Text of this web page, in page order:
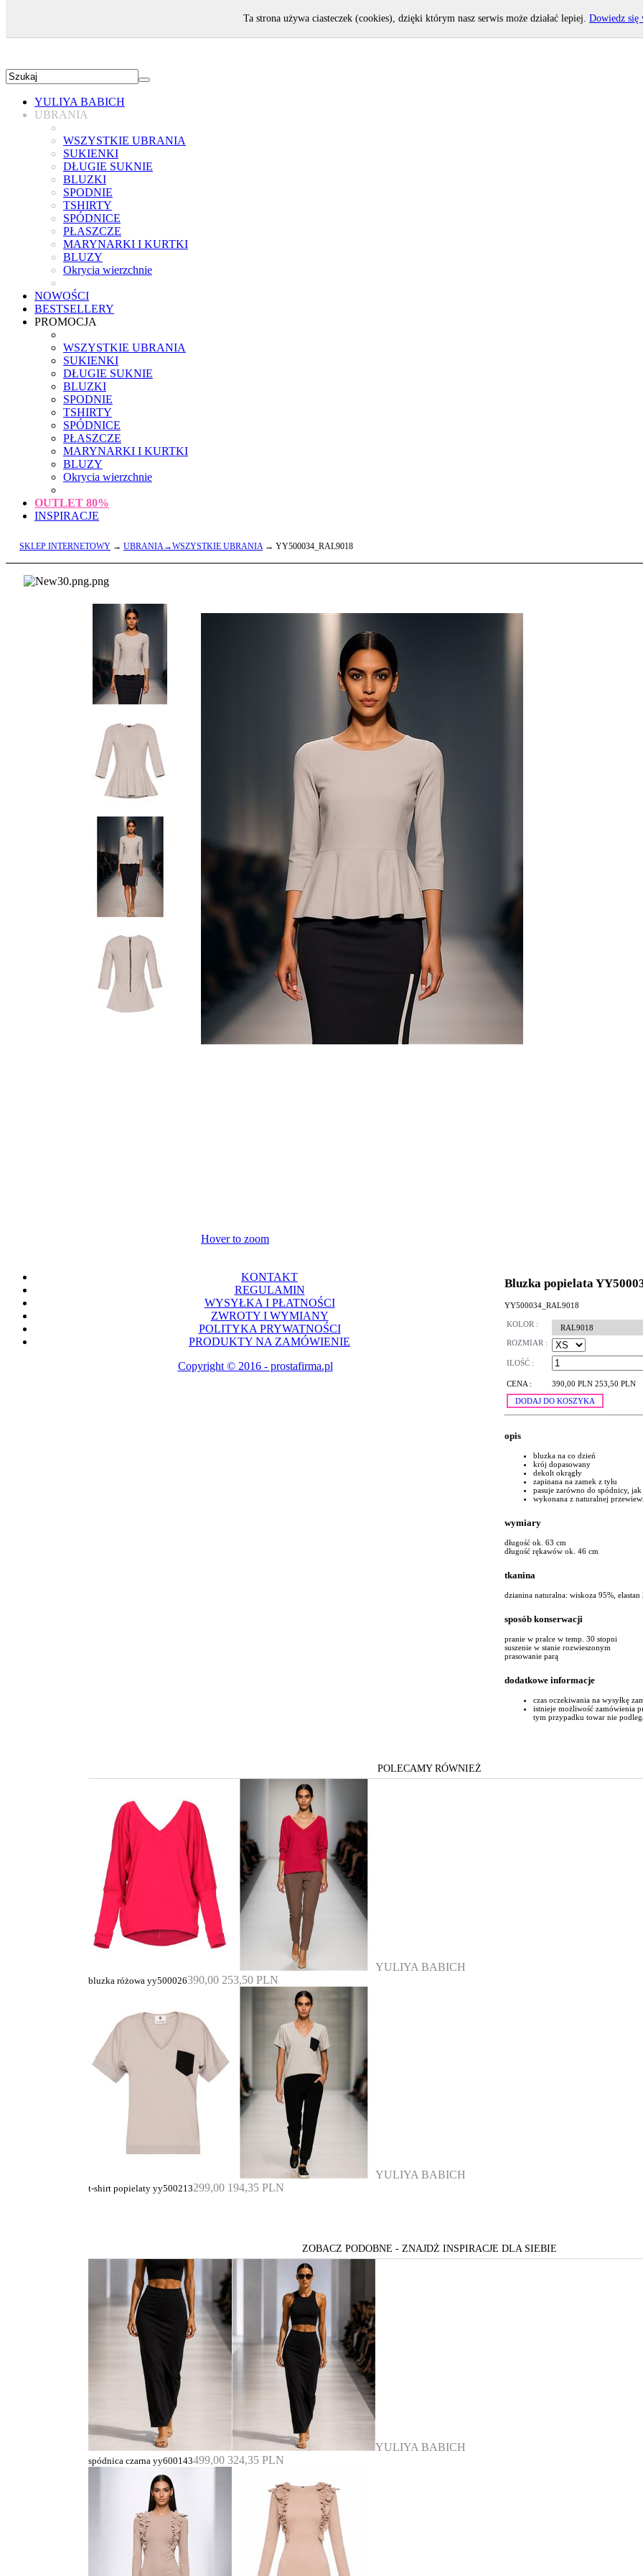
YULIYA BABICH
UBRANIA
WSZYSTKIE UBRANIA
SUKIENKI
DŁUGIE SUKNIE
BLUZKI
SPODNIE
TSHIRTY
SPÓDNICE
PŁASZCZE
MARYNARKI I KURTKI
BLUZY
Okrycia wierzchnie
NOWOŚCI
BESTSELLERY
PROMOCJA
WSZYSTKIE UBRANIA
SUKIENKI
DŁUGIE SUKNIE
BLUZKI
SPODNIE
TSHIRTY
SPÓDNICE
PŁASZCZE
MARYNARKI I KURTKI
BLUZY
Okrycia wierzchnie
OUTLET 80%
INSPIRACJE
SKLEP INTERNETOWY → UBRANIA→WSZYSTKIE UBRANIA→ YY500034_RAL9018
Hover to zoom
Bluzka popielata
YY500034_RAL9018
KOLOR :
RAL9018
ROZMIAR :
ILOŚĆ :
CENA : 390,00 PLN 253,50 PLN
DODAJ DO KOSZYKA
opis
bluzka na co dzień
krój dopasowany
dekolt okrągły
zapinana na zamek z tyłu
pasuje zarówno do spódnicy,
wykonana z naturalnej
wymiary
długość ok. 63 cm
długość rękawów ok. 46 cm
tkanina
dzianina naturalna: wiskoza 95%, elastan
sposób konserwacji
pranie w pralce w temp. 30 stopni
suszenie w stanie rozwieszonym
prasowanie parą
dodatkowe informacje
czas oczekiwania na wysyłkę
istnieje możliwość zamówienia
tym przypadku towar nie
POLECAMY RÓWNIEŻ
YULIYA BABICH
bluzka różowa yy500026390,00 253,50 PLN
YULIYA BABICH
t-shirt popielaty yy500213299,00 194,35 PLN
ZOBACZ PODOBNE - ZNAJDŻ INSPIRACJE DLA SIEBIE
YULIYA BABICH
spódnica czarna yy600143499,00 324,35 PLN
KONTAKT
REGULAMIN
WYSYŁKA I PŁATNOŚCI
ZWROTY I WYMIANY
POLITYKA PRYWATNOŚCI
PRODUKTY NA ZAMÓWIENIE
Copyright © 2016 - prostafirma.pl
Ta strona używa ciasteczek (cookies), dzięki którym nasz serwis może działać lepiej. Dowiedz się